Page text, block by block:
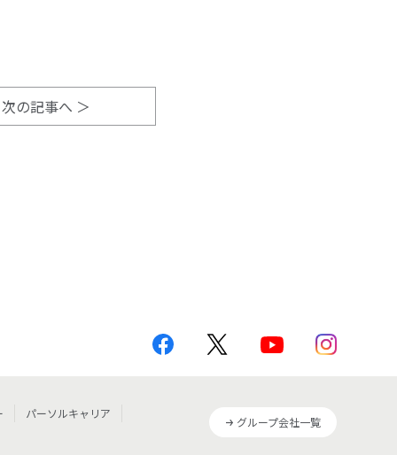
次の記事へ
パーソルキャリア
グループ会社一覧